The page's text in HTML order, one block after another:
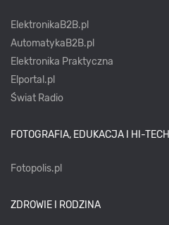
ElektronikaB2B.pl
AutomatykaB2B.pl
Elektronika Praktyczna
Elportal.pl
Świat Radio
FOTOGRAFIA, EDUKACJA I HI-TECH
Fotopolis.pl
ZDROWIE I RODZINA